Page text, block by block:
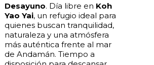
Desayuno. Día libre en Koh
Yao Yai, un refugio ideal para
quienes buscan tranquilidad,
naturaleza y una atmósfera
más auténtica frente al mar
de Andamán. Tiempo a